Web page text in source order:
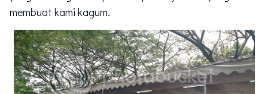
membuat kami kagum.